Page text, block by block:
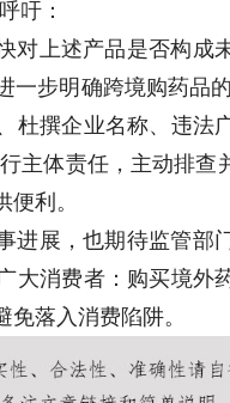
吁：
对上述产品是否构成
一步明确跨境购药品
杜撰企业名称、违
主体责任，主动排
利。
进展，也期待监管部
大消费者：购买境
落入消费陷阱。